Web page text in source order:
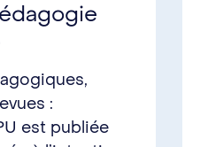
:
est publiée